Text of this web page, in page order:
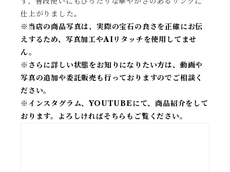
仕上がりました。
※当店の商品写真は、実際の宝石の良さを正確にお伝
えするため、写真加工やAIリタッチを使用してませ
ん。
※ さらに詳しい状態をお知りになりたい方は、動画や
写真の追加や委託販売も行っておりますのでご相談く
ださい。
※ インスタグラム、YOUTUBEにて、商品紹介をして
おります。よろしければそちらもご覧ください。